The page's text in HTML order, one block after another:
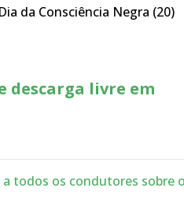
da Consciência Negra (20)
descarga livre em
a todos os condutores sobre o